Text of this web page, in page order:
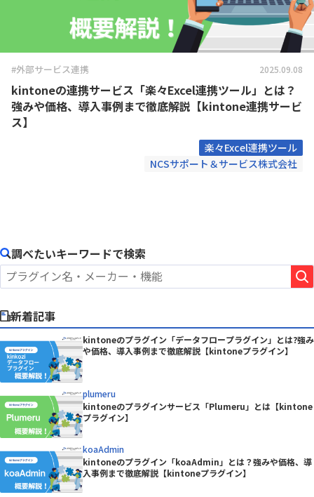
#外部サービス連携 2025.09.08
kintoneの連携サービス「楽々Excel連携ツール」とは？
強みや価格、導入事例まで徹底解説【kintone連携サービ
ス】
楽々Excel連携ツール
NCSサポート＆サービス株式会社
調べたいキーワードで検索
新着記事
kintoneのプラグイン「データフロープラグイン」とは?強み
や価格、導入事例まで徹底解説【kintoneプラグイン】
plumeru
kintoneのプラグインサービス「Plumeru」とは【kintone
プラグイン】
koaAdmin
kintoneのプラグイン「koaAdmin」とは？強みや価格、導
入事例まで徹底解説【kintoneプラグイン】